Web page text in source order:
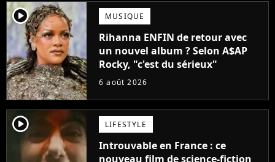
player2 MUSIQUE
Rihanna ENFIN de retour avec
un nouvel album ? Selon A$AP
Rocky, "c'est du sérieux"
6 août 2026
player2 LIFESTYLE
Introuvable en France : ce
nouveau film de science-fiction